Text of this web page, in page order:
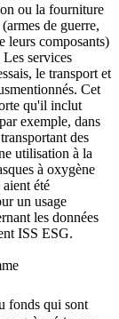
ou la fourniture
de guerre,
leurs composants)
services
le transport et
Cet
qu'il inclut
exemple, dans
des
utilisation à la
à oxygène
été
un usage
les données
ISS ESG.
fonds qui sont